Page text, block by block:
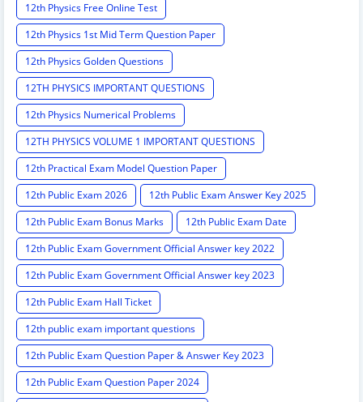
12th Physics Free Online Test
12th Physics 1st Mid Term Question Paper
12th Physics Golden Questions
12TH PHYSICS IMPORTANT QUESTIONS
12th Physics Numerical Problems
12TH PHYSICS VOLUME 1 IMPORTANT QUESTIONS
12th Practical Exam Model Question Paper
12th Public Exam 2026
12th Public Exam Answer Key 2025
12th Public Exam Bonus Marks
12th Public Exam Date
12th Public Exam Government Official Answer key 2022
12th Public Exam Government Official Answer key 2023
12th Public Exam Hall Ticket
12th public exam important questions
12th Public Exam Question Paper & Answer Key 2023
12th Public Exam Question Paper 2024